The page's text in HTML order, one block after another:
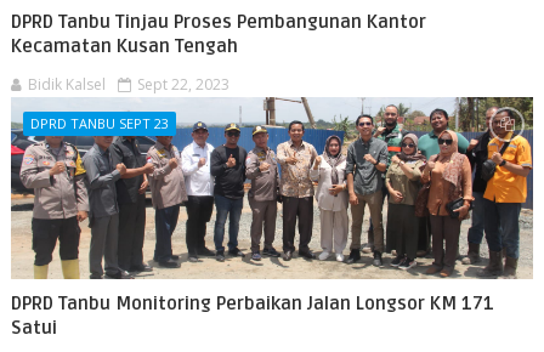
DPRD Tanbu Tinjau Proses Pembangunan Kantor
Kecamatan Kusan Tengah
Bidik Kalsel Sept 22, 2023
DPRD TANBU SEPT 23
DPRD Tanbu Monitoring Perbaikan Jalan Longsor KM 171
Satui